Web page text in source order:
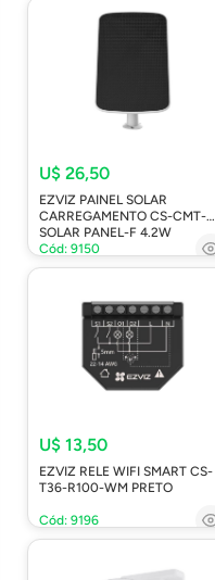
U$ 26,50
EZVIZ PAINEL SOLAR
CARREGAMENTO CS-CMT-
SOLAR PANEL-F 4.2W
Cód: 9150
U$ 13,50
EZVIZ RELE WIFI SMART CS-
T36-R100-WM PRETO
Cód: 9196